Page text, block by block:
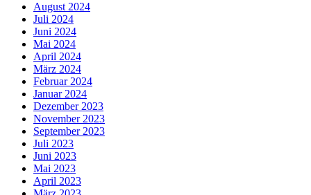
August 2024
Juli 2024
Juni 2024
Mai 2024
April 2024
März 2024
Februar 2024
Januar 2024
Dezember 2023
November 2023
September 2023
Juli 2023
Juni 2023
Mai 2023
April 2023